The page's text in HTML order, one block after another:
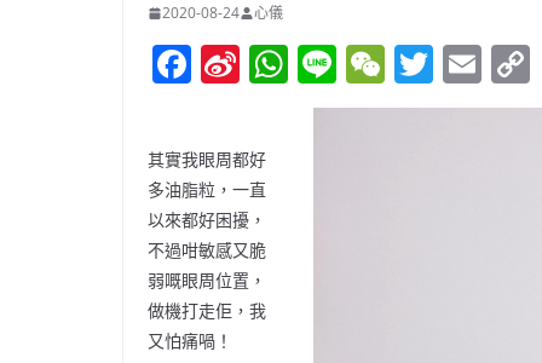
2020-08-24 心儀
F
c
e
b
o
o
k
Si
a
W
ei
b
o
W Li
n
W
e
T
w
E
m
其實我眼周都好
多油脂粒，一直
以來都好困擾，
不過咁敏感又脆
弱嘅眼周位置，
做機打走佢， 我
又怕痛喎！